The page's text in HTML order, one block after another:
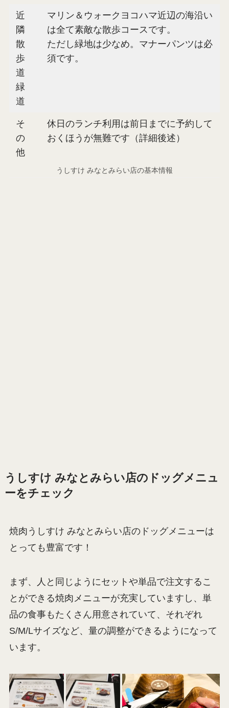
近
隣
散
歩
道
緑
道
マリン＆ウォークヨコハマ近辺の海沿い
は全て素敵な散歩コースです。
ただし緑地は少なめ。マナーパンツは必
須です。
そ
の
他
休日のランチ利用は前日までに予約して
おくほうが無難です（詳細後述）
うしすけ みなとみらい店の基本情報
うしすけ みなとみらい店のドッグメニュ
ーをチェック
焼肉うしすけ みなとみらい店のドッグメニューは
とっても豊富です！
まず、人と同じようにセットや単品で注文するこ
とができる焼肉メニューが充実していますし、単
品の食事もたくさん用意されていて、それぞれ
S/M/Lサイズなど、量の調整ができるようになって
います。